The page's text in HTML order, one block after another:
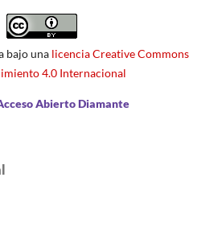
bajo una licencia Creative Commons
4.0 Internacional
Abierto Diamante